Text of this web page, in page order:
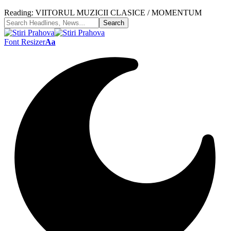
Reading: VIITORUL MUZICII CLASICE / MOMENTUM
Font ResizerAa